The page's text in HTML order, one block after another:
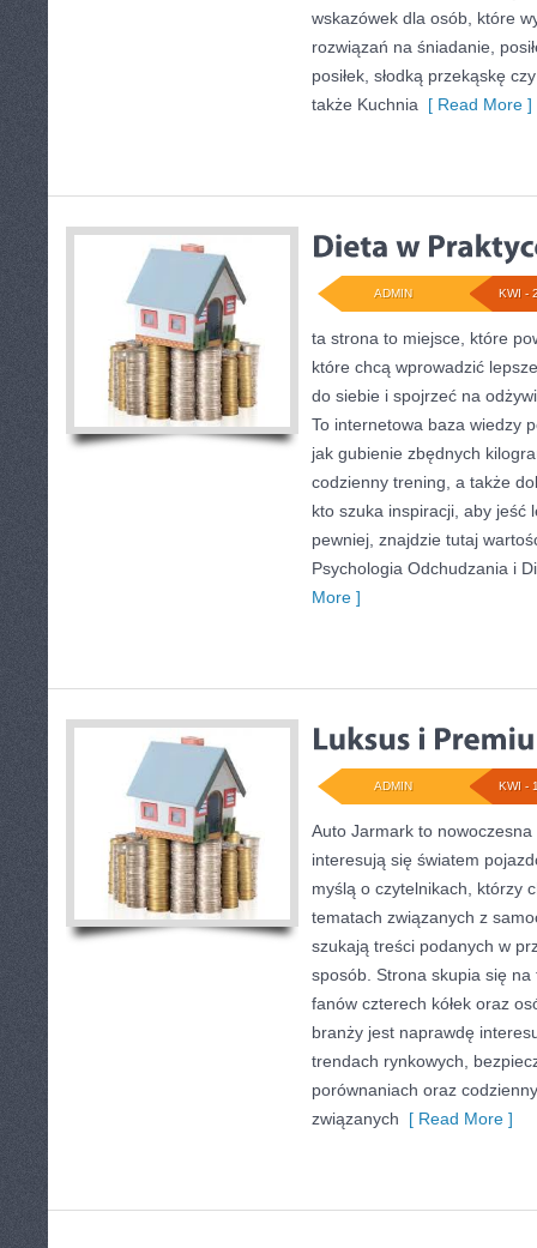
wskazówek dla osób, które
rozwiązań na śniadanie,
posiłek, słodką przekąskę
także Kuchnia [ Read More ]
KWI -
ADMIN
ta strona to miejsce, które
które chcą wprowadzić
do siebie i spojrzeć na
To internetowa baza wiedzy
jak gubienie zbędnych
codzienny trening, a także
kto szuka inspiracji, aby jeść
pewniej, znajdzie tutaj
Psychologia Odchudzania i
More ]
KWI -
ADMIN
Auto Jarmark to
interesują się światem
myślą o czytelnikach, którzy
tematach związanych z
szukają treści podanych w
sposób. Strona skupia się
fanów czterech kółek oraz
branży jest naprawdę
trendach rynkowych,
porównaniach oraz
związanych [ Read More ]